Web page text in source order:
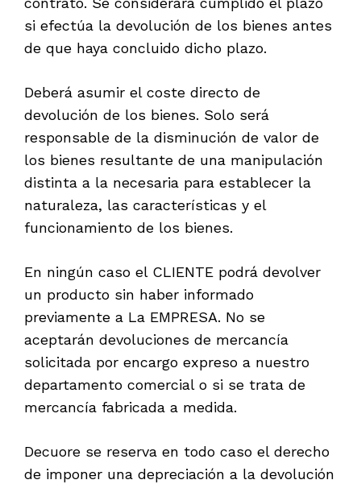
si efectúa la devolución de los bienes antes
de que haya concluido dicho plazo.
Deberá asumir el coste directo de
devolución de los bienes. Solo será
responsable de la disminución de valor de
los bienes resultante de una manipulación
distinta a la necesaria para establecer la
naturaleza, las características y el
funcionamiento de los bienes.
En ningún caso el CLIENTE podrá devolver
un producto sin haber informado
previamente a La EMPRESA. No se
aceptarán devoluciones de mercancía
solicitada por encargo expreso a nuestro
departamento comercial o si se trata de
mercancía fabricada a medida.
Decuore se reserva en todo caso el derecho
de imponer una depreciación a la devolución